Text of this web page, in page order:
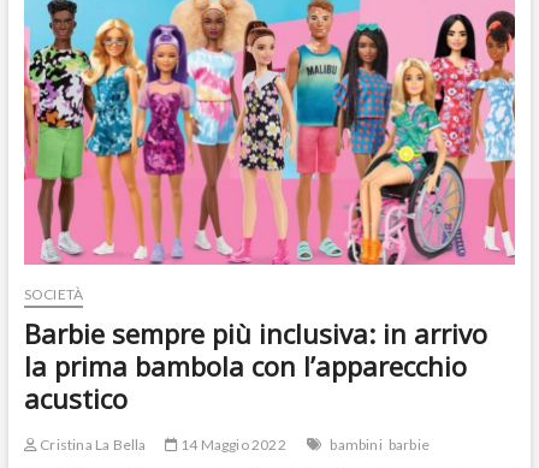
di
guerra
per
Putin:
200mila
minorenni
rubati
all’Ucraina
SOCIETÀ
Barbie sempre più inclusiva: in arrivo
la prima bambola con l’apparecchio
acustico
Cristina La Bella 14 Maggio 2022 bambini barbie